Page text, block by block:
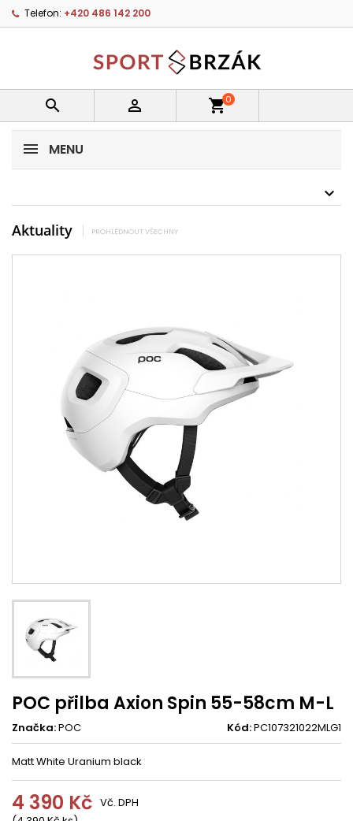
Telefon: +420 486 142 200
  shopping_cart0
MENU
Aktuality PROHLÉDNOUT VŠECHNY
POC přilba Axion Spin 55-58cm M-L
Značka:POC Kód:PC107321022MLG1
Matt White Uranium black
4 390 Kč Vč. DPH